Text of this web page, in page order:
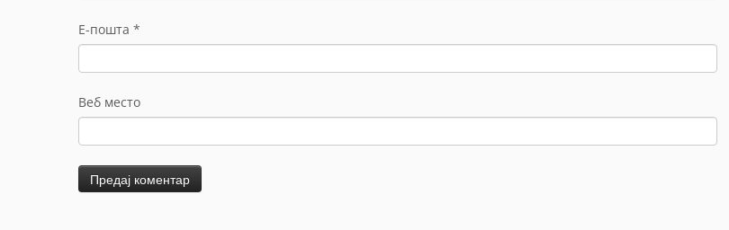
Е-пошта *
Веб место